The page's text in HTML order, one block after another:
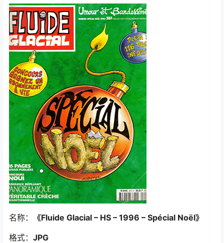
名称： 《Fluide Glacial – HS – 1996 – Spécial Noël》
格式： JPG